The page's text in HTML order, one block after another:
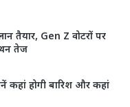
तैयार, Gen Z वोटरों पर
तेज
कहां होगी बारिश और कहां